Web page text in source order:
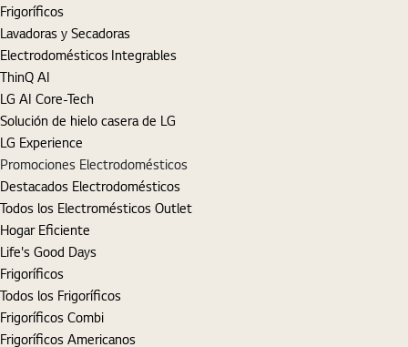
Frigoríficos
Lavadoras y Secadoras
Electrodomésticos Integrables
ThinQ AI
LG AI Core-Tech
Solución de hielo casera de LG
LG Experience
Promociones Electrodomésticos
Destacados Electrodomésticos
Todos los Electromésticos Outlet
Hogar Eficiente
Life's Good Days
Frigoríficos
Todos los Frigoríficos
Frigoríficos Combi
Frigoríficos Americanos